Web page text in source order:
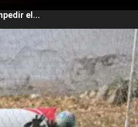
el...